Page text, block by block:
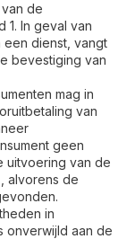
de
1. In geval van
dienst, vangt
bevestiging van
mag in
van
geen
uitvoering van de
alvorens de
in
onverwijld aan de